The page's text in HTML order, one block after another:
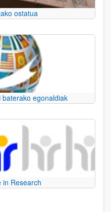
ostatua
egonaldiak
in Research